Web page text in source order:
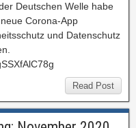
Deutschen Welle habe
Corona-App
und Datenschutz
Read Post